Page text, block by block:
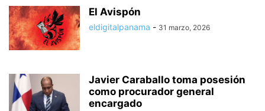
El Avispón
eldigitalpanama - 31 marzo, 2026
Javier Caraballo toma posesión
como procurador general
encargado